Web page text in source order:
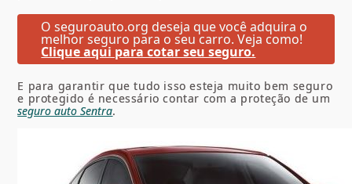
O seguroauto.org deseja que você adquira o
melhor seguro para o seu carro. Veja como!
Clique aqui para cotar seu seguro.
E para garantir que tudo isso esteja muito bem seguro
e protegido é necessário contar com a proteção de um
seguro auto Sentra.